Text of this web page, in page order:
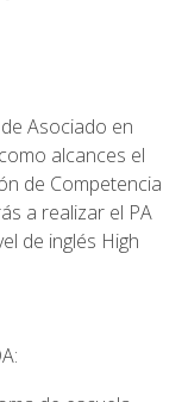
Asociado en
alcances el
de Competencia
a realizar el PA
de inglés High